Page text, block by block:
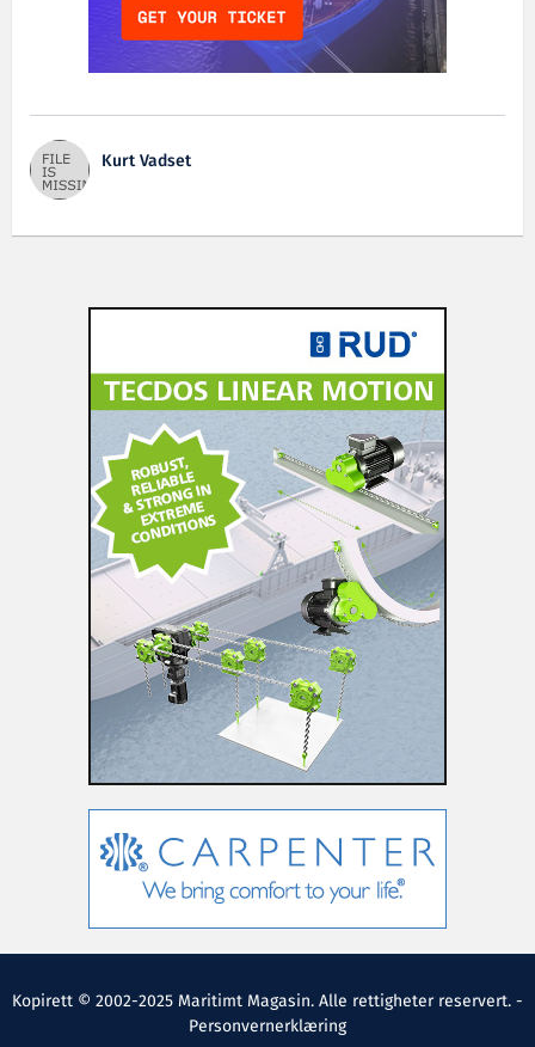
Kurt Vadset
Kopirett © 2002-2025 Maritimt Magasin. Alle rettigheter reservert. -
Personvernerklæring